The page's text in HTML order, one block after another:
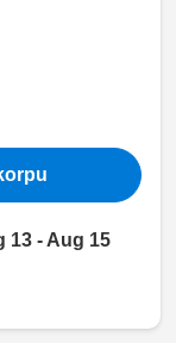
13 - Aug 15